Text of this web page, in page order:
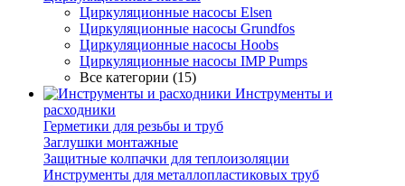
Циркуляционные насосы Elsen
Циркуляционные насосы Grundfos
Циркуляционные насосы Hoobs
Циркуляционные насосы IMP Pumps
Все категории (15)
Инструменты и
расходники
Герметики для резьбы и труб
Заглушки монтажные
Защитные колпачки для теплоизоляции
Инструменты для металлопластиковых труб